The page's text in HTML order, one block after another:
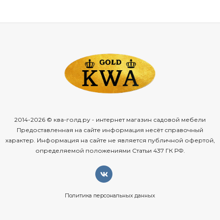
2014-2026 © ква-голд.ру - интернет магазин садовой мебели
Предоставленная на сайте информация несёт справочный
характер. Информация на сайте не является публичной офертой,
определяемой положениями Статьи 437 ГК РФ.
Политика персональных данных